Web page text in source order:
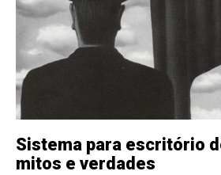
Sistema para escritório
mitos e verdades